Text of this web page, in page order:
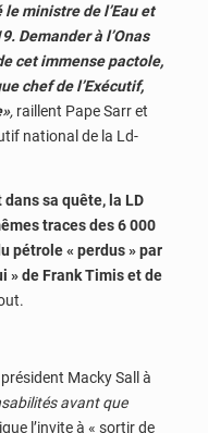
le ministre de l’Eau et
Demander à l’Onas
cet immense pactole,
chef de l’Exécutif,
, raillent Pape Sarr et
national de la Ld-
sa quête, la LD
traces des 6 000
pétrole « perdus » par
» de Frank Timis et de
Macky Sall à
avant que
l’invite à « sortir de